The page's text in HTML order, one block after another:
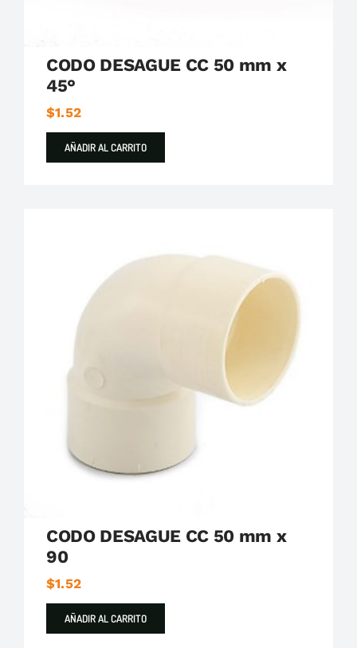
CODO DESAGUE CC 50 mm x
45°
$1.52
AÑADIR AL CARRITO
CODO DESAGUE CC 50 mm x
90
$1.52
AÑADIR AL CARRITO